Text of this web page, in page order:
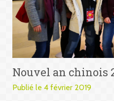
Nouvel an chinois
Publié le 4 février 2019